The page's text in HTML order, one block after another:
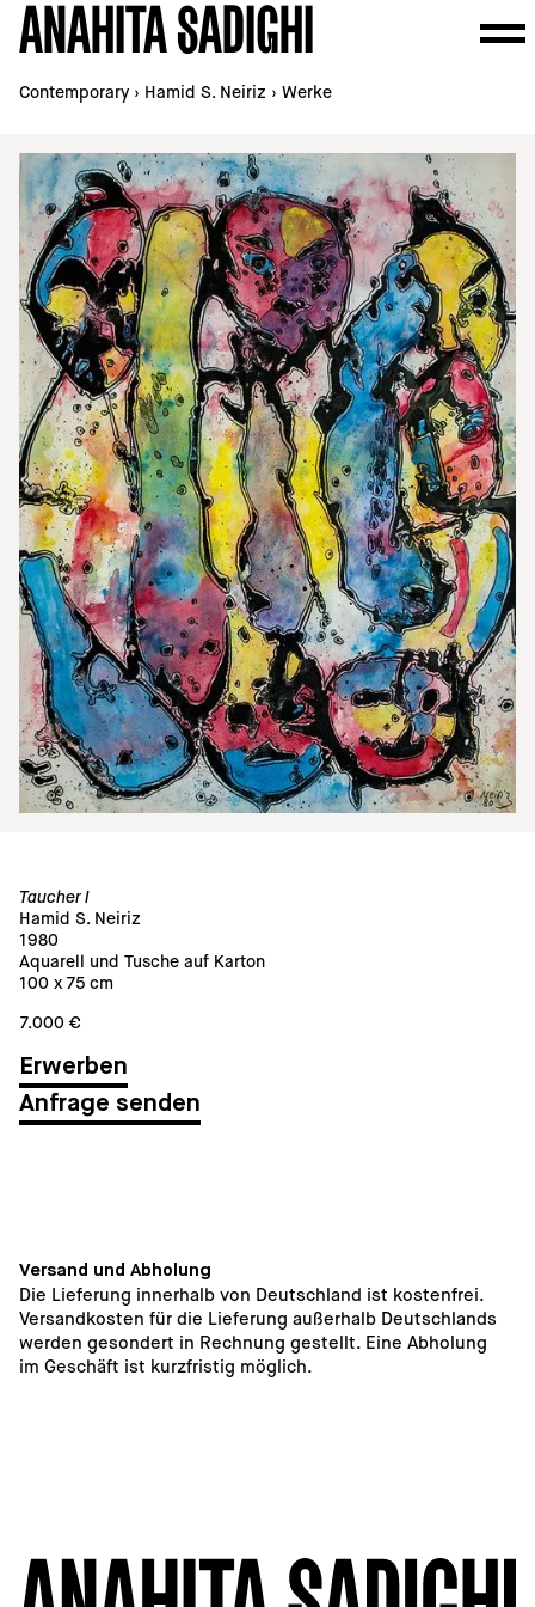
ANAHITA SADIGHI
Contemporary › Hamid S. Neiriz › Werke
Taucher I
Hamid S. Neiriz
1980
Aquarell und Tusche auf Karton
100 x 75 cm
7.000 €
Anfrage senden
Versand und Abholung
Die Lieferung innerhalb von Deutschland ist kostenfrei.
Versandkosten für die Lieferung außerhalb Deutschlands
werden gesondert in Rechnung gestellt. Eine Abholung
im Geschäft ist kurzfristig möglich.